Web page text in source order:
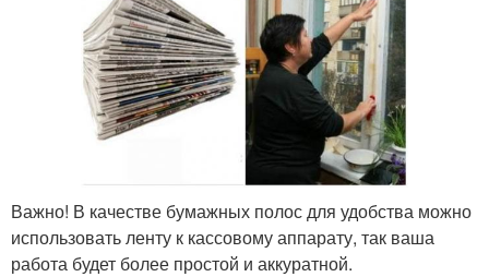
Важно! В качестве бумажных полос для удобства можно
использовать ленту к кассовому аппарату, так ваша
работа будет более простой и аккуратной.